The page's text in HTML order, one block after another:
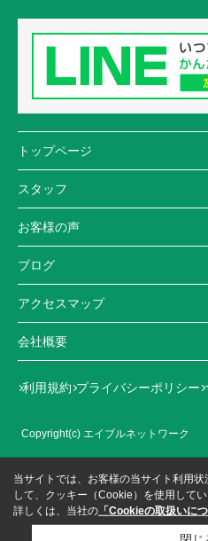
トップページ
スタッフ
お客様の声
ブログ
アクセスマップ
会社概要
利用規約 プライバシーポリシー
Copyright(c) エイブルネットワーク
当サイトでは、お客様の当サイト利用
して、クッキー（Cookie）を使用してい
詳しくは、当社の 「Cookieの取扱いにつ